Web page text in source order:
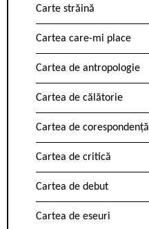
Carte străină
Cartea care-mi place
Cartea de antropologie
Cartea de călătorie
Cartea de corespondență
Cartea de critică
Cartea de debut
Cartea de eseuri